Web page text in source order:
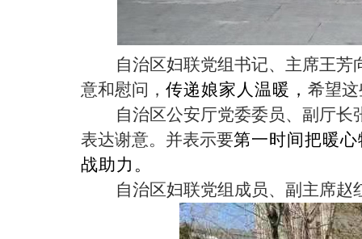
自治区妇联党组书记、主席王芳
意和慰问， 传递娘家人温暖， 希望
自治区公安厅党委委员、副厅
表达谢意。并表示要第一时间把暖
战助力。
自治区妇联党组成员、副主席